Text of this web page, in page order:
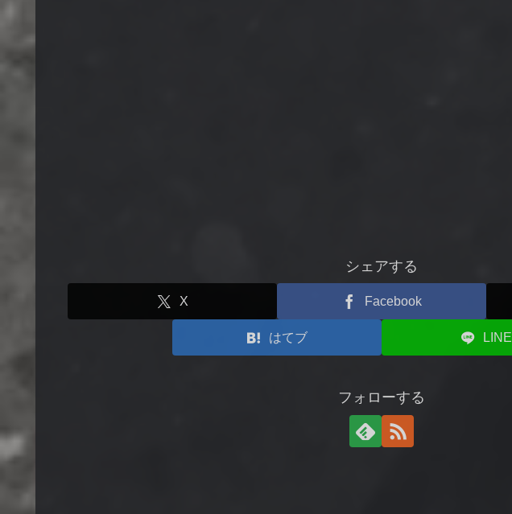
シェアする
X Facebook
はてブ LINE
フォローする